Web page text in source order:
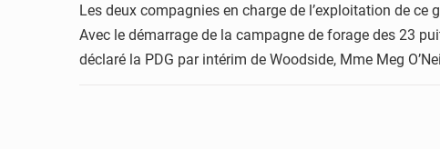
Les deux compagnies en charge de l’exploitation de
Avec le démarrage de la campagne de forage des 23
déclaré la PDG par intérim de Woodside, Mme Meg